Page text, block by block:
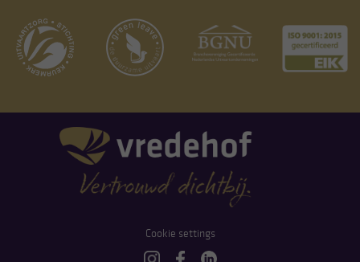
Cookie settings